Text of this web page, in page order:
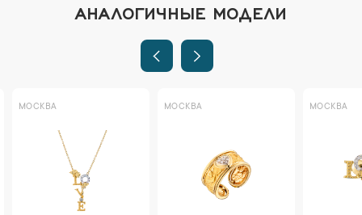
АНАЛОГИЧНЫЕ МОДЕЛИ
МОСКВА МОСКВА МОСКВА